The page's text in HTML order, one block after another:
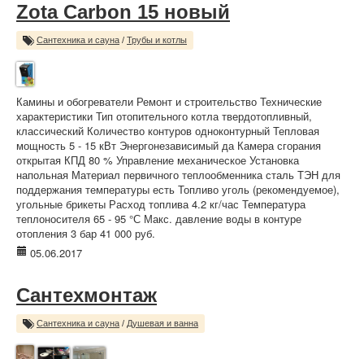
Zota Carbon 15 новый
Сантехника и сауна / Трубы и котлы
Камины и обогреватели Ремонт и строительство Технические
характеристики Тип отопительного котла твердотопливный,
классический Количество контуров одноконтурный Тепловая
мощность 5 - 15 кВт Энергонезависимый да Камера сгорания
открытая КПД 80 % Управление механическое Установка
напольная Материал первичного теплообменника сталь ТЭН для
поддержания температуры есть Топливо уголь (рекомендуемое),
угольные брикеты Расход топлива 4.2 кг/час Температура
теплоносителя 65 - 95 °С Макс. давление воды в контуре
отопления 3 бар 41 000 руб.
05.06.2017
Сантехмонтаж
Сантехника и сауна / Душевая и ванна